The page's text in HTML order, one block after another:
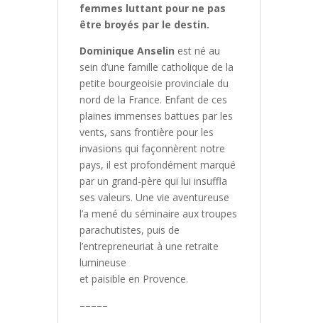
femmes luttant pour ne pas
être broyés par le destin.
Dominique Anselin est né au
sein d’une famille catholique de la
petite bourgeoisie provinciale du
nord de la France. Enfant de ces
plaines immenses battues par les
vents, sans frontière pour les
invasions qui façonnèrent notre
pays, il est profondément marqué
par un grand-père qui lui insuffla
ses valeurs. Une vie aventureuse
l’a mené du séminaire aux troupes
parachutistes, puis de
l’entrepreneuriat à une retraite
lumineuse
et paisible en Provence.
–––––